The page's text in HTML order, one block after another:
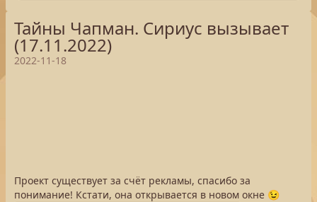
Тайны Чапман. Сириус вызывает
(17.11.2022)
2022-11-18
Проект существует за счёт рекламы, спасибо за
понимание! Кстати, она открывается в новом окне 😉